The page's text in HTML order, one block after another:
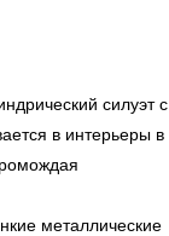
силуэт с
в интерьеры в
металлические